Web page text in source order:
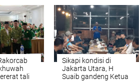
tali
Sikapi kondisi di
Jakarta Utara, H
Suaib gandeng Ketua